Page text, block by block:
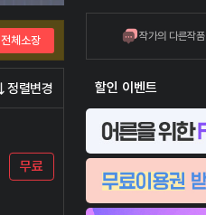
작가의 다른작품
할인 이벤트
전체소장
정렬변경
무료